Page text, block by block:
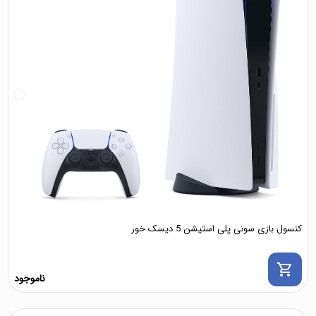
کنسول بازی سونی پلی استیشن 5 دیسک خور
ناموجود
shopping_cart